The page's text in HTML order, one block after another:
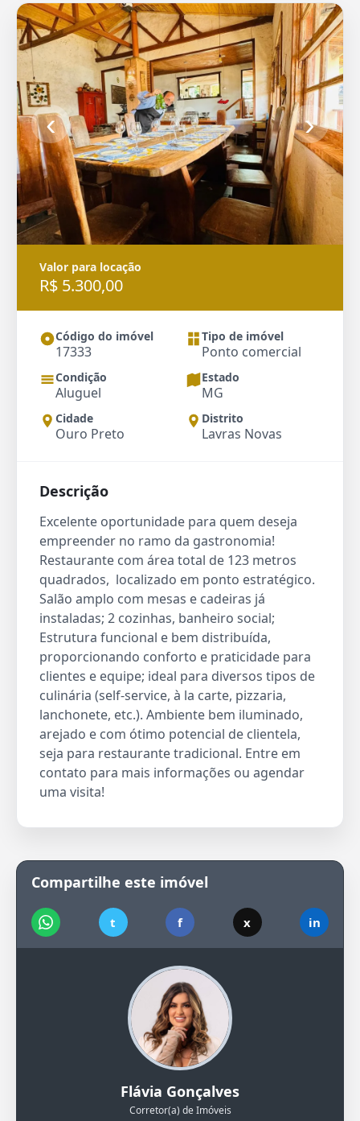
‹ ›
Valor para locação
R$ 5.300,00
Código do imóvel
17333
Tipo de imóvel
Ponto comercial
Condição
Aluguel
Estado
MG
Cidade
Ouro Preto
Distrito
Lavras Novas
Descrição
Excelente oportunidade para quem deseja
empreender no ramo da gastronomia!
Restaurante com área total de 123 metros
quadrados, localizado em ponto estratégico.
Salão amplo com mesas e cadeiras já
instaladas; 2 cozinhas, banheiro social;
Estrutura funcional e bem distribuída,
proporcionando conforto e praticidade para
clientes e equipe; ideal para diversos tipos de
culinária (self-service, à la carte, pizzaria,
lanchonete, etc.). Ambiente bem iluminado,
arejado e com ótimo potencial de clientela,
seja para restaurante tradicional. Entre em
contato para mais informações ou agendar
uma visita!
Compartilhe este imóvel
t f x in
Flávia Gonçalves
Corretor(a) de Imóveis